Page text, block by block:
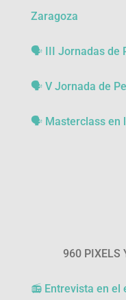
Zaragoza
🗣 III Jornadas de
🗣 V Jornada de
🗣 Masterclass en
960 PIXELS
📻 Entrevista en el